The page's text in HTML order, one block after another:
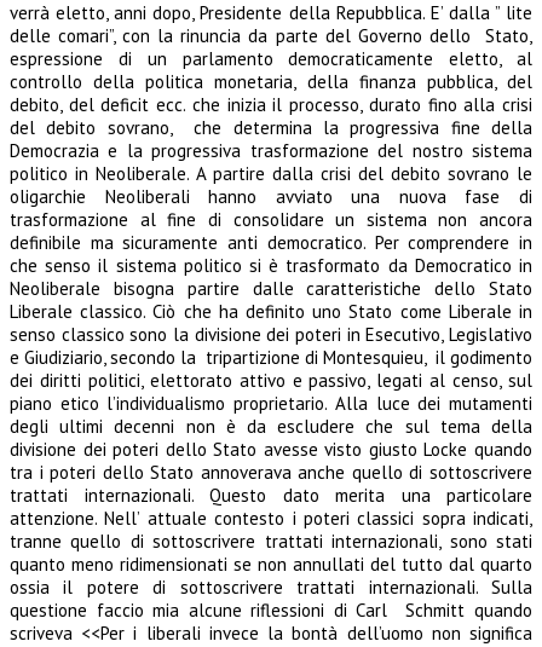
verrà eletto, anni dopo, Presidente della Repubblica. E’ dalla ” lite
delle comari”, con la rinuncia da parte del Governo dello Stato,
espressione di un parlamento democraticamente eletto, al
controllo della politica monetaria, della finanza pubblica, del
debito, del deficit ecc. che inizia il processo, durato fino alla crisi
del debito sovrano, che determina la progressiva fine della
Democrazia e la progressiva trasformazione del nostro sistema
politico in Neoliberale. A partire dalla crisi del debito sovrano le
oligarchie Neoliberali hanno avviato una nuova fase di
trasformazione al fine di consolidare un sistema non ancora
definibile ma sicuramente anti democratico. Per comprendere in
che senso il sistema politico si è trasformato da Democratico in
Neoliberale bisogna partire dalle caratteristiche dello Stato
Liberale classico. Ciò che ha definito uno Stato come Liberale in
senso classico sono la divisione dei poteri in Esecutivo, Legislativo
e Giudiziario, secondo la tripartizione di Montesquieu, il godimento
dei diritti politici, elettorato attivo e passivo, legati al censo, sul
piano etico l’individualismo proprietario. Alla luce dei mutamenti
degli ultimi decenni non è da escludere che sul tema della
divisione dei poteri dello Stato avesse visto giusto Locke quando
tra i poteri dello Stato annoverava anche quello di sottoscrivere
trattati internazionali. Questo dato merita una particolare
attenzione. Nell’ attuale contesto i poteri classici sopra indicati,
tranne quello di sottoscrivere trattati internazionali, sono stati
quanto meno ridimensionati se non annullati del tutto dal quarto
ossia il potere di sottoscrivere trattati internazionali. Sulla
questione faccio mia alcune riflessioni di Carl Schmitt quando
scriveva <<Per i liberali invece la bontà dell’uomo non significa